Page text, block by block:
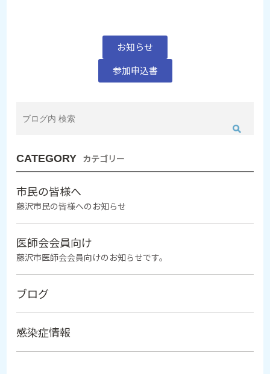
お知らせ
参加申込書
CATEGORY カテゴリー
市民の皆様へ
藤沢市民の皆様へのお知らせ
医師会会員向け
藤沢市医師会会員向けのお知らせです。
ブログ
感染症情報